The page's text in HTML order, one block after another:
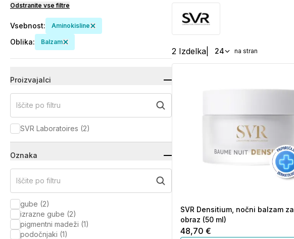
Odstranite vse filtre
Vsebnost: Aminokisline
Oblika: Balzam
Proizvajalci
Iščite po filtru
SVR Laboratoires (2)
Oznaka
Iščite po filtru
gube (2)
izrazne gube (2)
pigmentni madeži (1)
podočnjaki (1)
2 Izdelka 24 na stran
SVR Densitium, nočni balzam za
obraz (50 ml)
48,70 €